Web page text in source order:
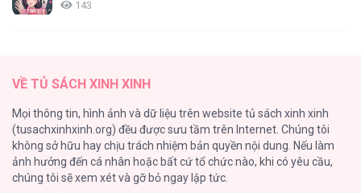
143
128
Bỏ Quách Chồng Con Đi, Tiền Bạc Mới Là Tất Cả
123
VỀ TỦ SÁCH XINH XINH
Mọi thông tin, hình ảnh và dữ liệu trên website tủ sách xinh xinh
(tusachxinhxinh.org) đều được sưu tầm trên Internet. Chúng tôi
không sở hữu hay chịu trách nhiệm bản quyền nội dung. Nếu làm
ảnh hưởng đến cá nhân hoặc bất cứ tổ chức nào, khi có yêu cầu,
chúng tôi sẽ xem xét và gỡ bỏ ngay lập tức.